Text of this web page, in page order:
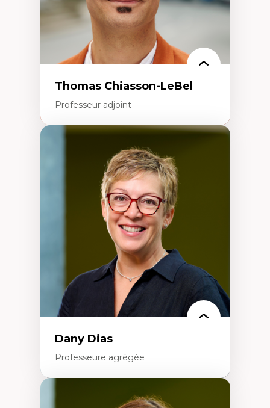
Thomas Chiasson-LeBel
Professeur adjoint
Théories du développement
Économie politique comparée
Élites économiques
Sociologie économique
Extractivisme
Classes sociales
Mouvements sociaux
Théories de l’État
Dany Dias
Professeure agrégée